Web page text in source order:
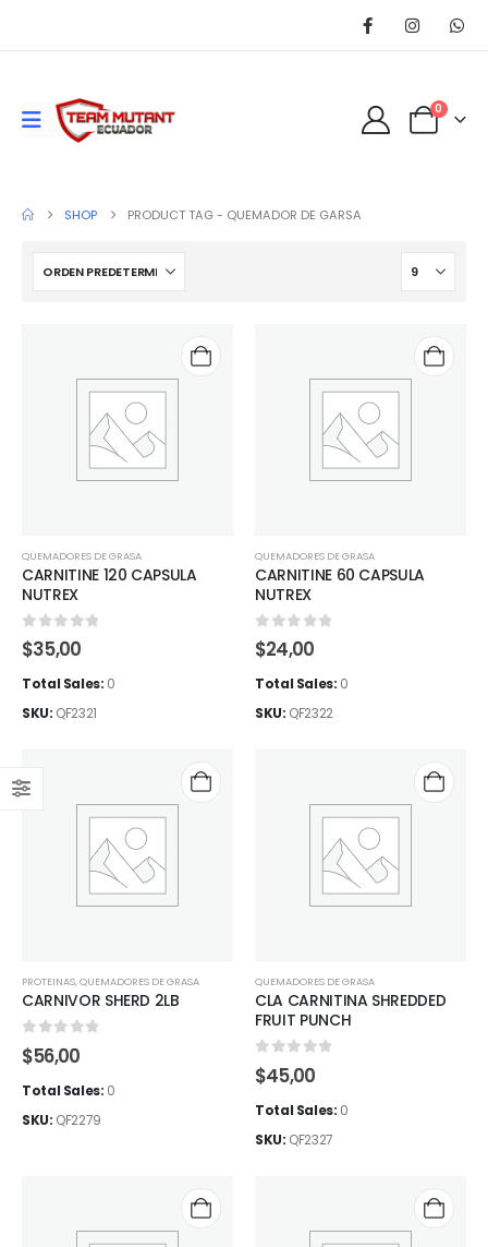
0
SHOP PRODUCT TAG - QUEMADOR DE GARSA
QUEMADORES DE GRASA
CARNITINE 120 CAPSULA
NUTREX
0out of 5
$35,00
Total Sales: 0
SKU: QF2321
QUEMADORES DE GRASA
CARNITINE 60 CAPSULA
NUTREX
0out of 5
$24,00
Total Sales: 0
SKU: QF2322
PROTEINAS,QUEMADORES DE GRASA
CARNIVOR SHERD 2LB
0 out of 5
$56,00
Total Sales: 0
SKU: QF2279
QUEMADORES DE GRASA
CLA CARNITINA SHREDDED
FRUIT PUNCH
0 out of 5
$45,00
Total Sales: 0
SKU: QF2327